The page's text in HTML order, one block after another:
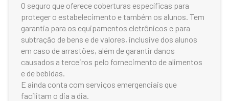
O seguro que oferece coberturas específicas para
proteger o estabelecimento e também os alunos. Tem
garantia para os equipamentos eletrônicos e para
subtração de bens e de valores, inclusive dos alunos
em caso de arrastões, além de garantir danos
causados a terceiros pelo fornecimento de alimentos
e de bebidas.
E ainda conta com serviços emergenciais que
facilitam o dia a dia.